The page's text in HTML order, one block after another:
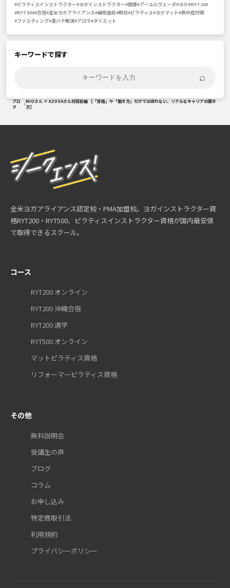
#ピラティスインストラクター#ヨガインストラクター#健康#アーユルヴェーダ#ヨガ#RYT200
#RYT500#合宿#全米ヨガアライアンス#補助器具#瞑想#ピラティス#ヨガマット#熱中症対策
#ファスティング#夏バテ解消#アロマ#ダイエット
キーワードで探す
⌕
ブロ
グ
›MIOさん × AZUSAさん対談前編 【「資格」や「働き方」だけでは語れない、リアルなキャリアの築き
方】
全米ヨガアライアンス認定校・PMA加盟校。ヨガインストラクター資
格RYT200・RYT500、ピラティスインストラクター資格が国内最安値
で取得できるスクール。
コース
RYT200 オンライン
RYT200 沖縄合宿
RYT200 通学
RYT500 オンライン
マットピラティス資格
リフォーマーピラティス資格
その他
無料説明会
受講生の声
ブログ
コラム
お申し込み
特定商取引法
利用規約
プライバシーポリシー